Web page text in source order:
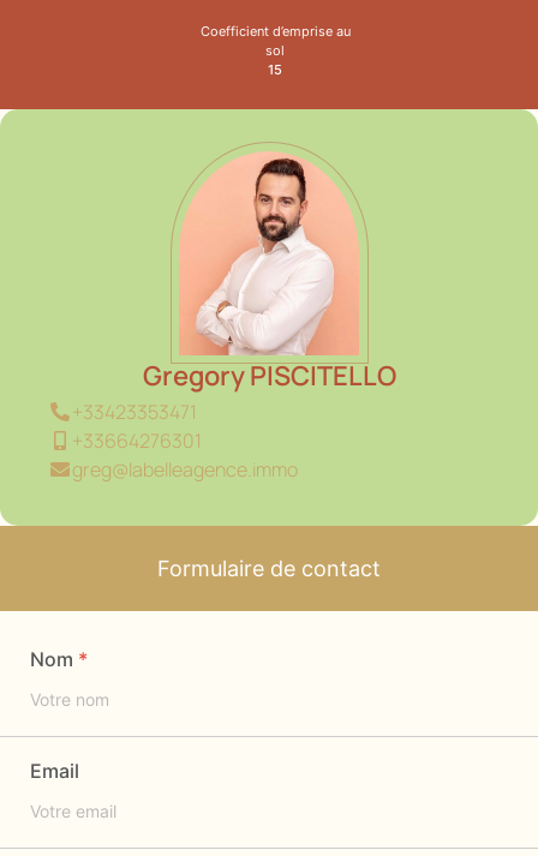
Coefficient d’emprise au
sol
15
Gregory PISCITELLO
+33423353471
+33664276301
greg@labelleagence.immo
Formulaire de contact
Nom
Email